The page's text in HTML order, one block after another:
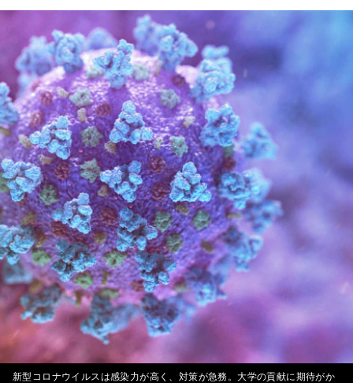
新型コロナウイルスは感染力が高く、対策が急務。大学の貢献に期待がか